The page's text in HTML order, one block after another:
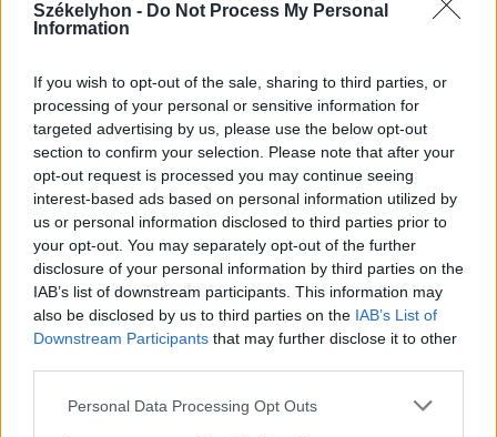
Székelyhon - Do Not Process My Personal
Information
If you wish to opt-out of the sale, sharing to third parties, or
processing of your personal or sensitive information for
targeted advertising by us, please use the below opt-out
section to confirm your selection. Please note that after your
opt-out request is processed you may continue seeing
interest-based ads based on personal information utilized by
us or personal information disclosed to third parties prior to
your opt-out. You may separately opt-out of the further
disclosure of your personal information by third parties on the
IAB’s list of downstream participants. This information may
also be disclosed by us to third parties on the IAB’s List of
Downstream Participants that may further disclose it to other
Personal Data Processing Opt Outs
Finomhangolják az okos
jelzőlámpa-rendszert
Marosvásárhelyen – hol lesznek
változások?